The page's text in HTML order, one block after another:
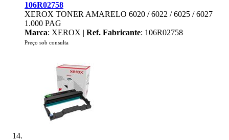
106R02758
XEROX TONER AMARELO 6020 / 6022 / 6025 / 6027
1.000 PAG
Marca: XEROX | Ref. Fabricante: 106R02758
Preço sob consulta